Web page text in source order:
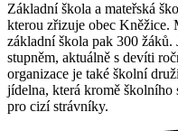
Základní škola a mateřská
kterou zřizuje obec Kněžice.
základní škola pak 300
stupněm, aktuálně s devíti
organizace je také školní
jídelna, která kromě
pro cizí strávníky.